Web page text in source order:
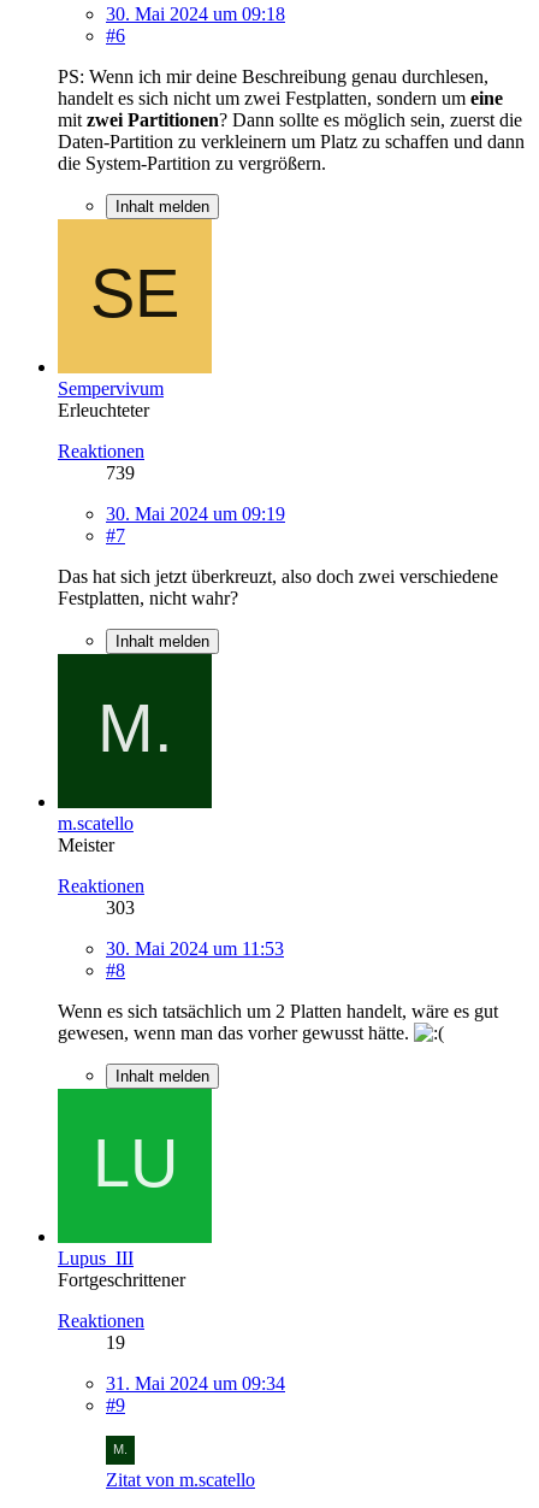
30. Mai 2024 um 09:18
#6
PS: Wenn ich mir deine Beschreibung genau durchlesen,
handelt es sich nicht um zwei Festplatten, sondern um eine
mit zwei Partitionen? Dann sollte es möglich sein, zuerst die
Daten-Partition zu verkleinern um Platz zu schaffen und dann
die System-Partition zu vergrößern.
Inhalt melden
Sempervivum
Erleuchteter
Reaktionen
739
30. Mai 2024 um 09:19
#7
Das hat sich jetzt überkreuzt, also doch zwei verschiedene
Festplatten, nicht wahr?
Inhalt melden
m.scatello
Meister
Reaktionen
303
30. Mai 2024 um 11:53
#8
Wenn es sich tatsächlich um 2 Platten handelt, wäre es gut
gewesen, wenn man das vorher gewusst hätte.
Inhalt melden
Lupus_III
Fortgeschrittener
Reaktionen
19
31. Mai 2024 um 09:34
#9
Zitat von m.scatello